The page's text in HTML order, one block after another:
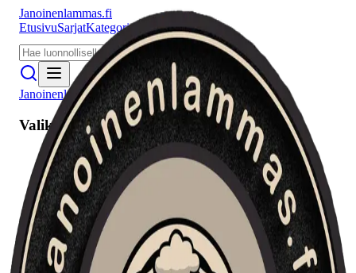
Janoinenlammas.fi
EtusivuSarjatKategoriat PuhujatMeistä
Janoinenlammas.fi
Valikko
Etusivu
Sarjat
Kategoriat
Puhujat
Haku
Tietosuojaseloste
Seuraa meitä